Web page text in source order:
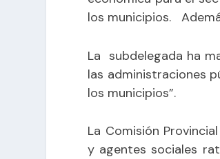
los municipios.
La subdelegada ha
las administraciones
los municipios”.
La Comisión
y agentes sociales